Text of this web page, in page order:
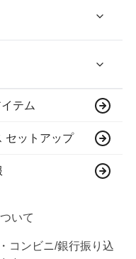
テム
セットアップ
いて
コンビニ/銀行振り込